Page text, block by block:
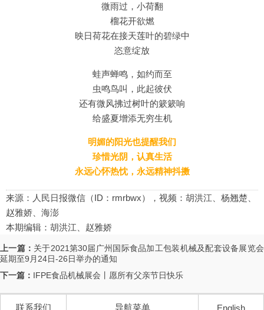
微雨过，小荷翻
榴花开欲燃
映日荷花在接天莲叶的碧绿中
恣意绽放
蛙声蝉鸣，如约而至
虫鸣鸟叫，此起彼伏
还有微风拂过树叶的簌簌响
给盛夏增添无穷生机
明媚的阳光也提醒我们
珍惜光阴，认真生活
永远心怀热忱，永远精神抖擞
来源：人民日报微信（ID：rmrbwx），视频：胡洪江、杨翘楚、
赵雅娇、海澎
本期编辑：胡洪江、赵雅娇
上一篇： 关于2021第30届广州国际食品加工包装机械及配套设备展览会
延期至9月24日-26日举办的通知
下一篇： IFPE食品机械展会丨愿所有父亲节日快乐
联系我们 导航菜单 English